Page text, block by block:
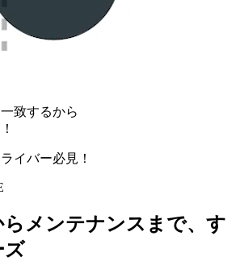
致するから
イバー必見！
メンテナンスまで、す
ズ